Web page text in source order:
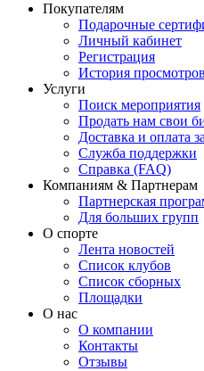
Покупателям
Подарочные
Личный кабинет
Регистрация
История просмотров
Услуги
Поиск мероприятия
Продать нам свои
Доставка и оплата
Служба поддержки
Справка (FAQ)
Компаниям & Партнерам
Партнерская
Для больших групп
О спорте
Лента новостей
Список клубов
Список сборных
Площадки
О нас
О компании
Контакты
Отзывы